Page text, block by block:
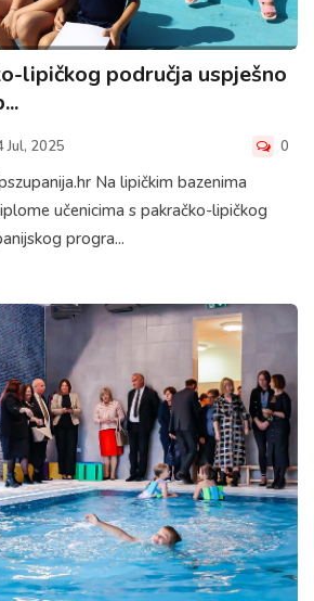
lipičkog područja uspješno
Jul, 2025 0
Na lipičkim bazenima
učenicima s pakračko-lipičkog
progra...